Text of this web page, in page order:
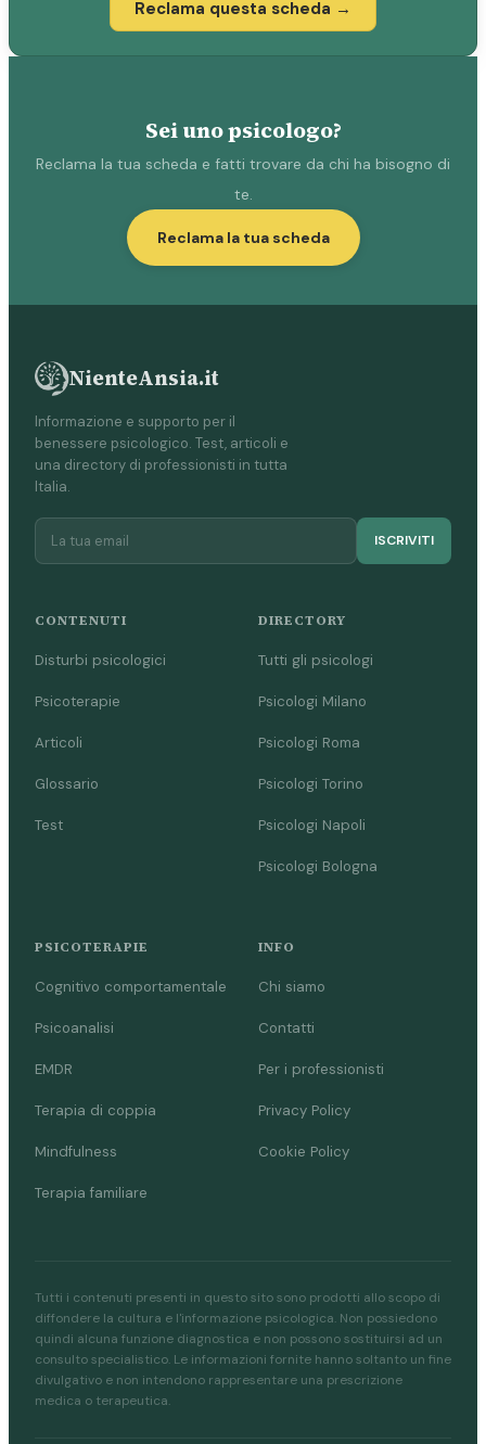
Reclama questa scheda →
Sei uno psicologo?
Reclama la tua scheda e fatti trovare da chi ha bisogno di
te.
Reclama la tua scheda
NienteAnsia.it
Informazione e supporto per il
benessere psicologico. Test, articoli e
una directory di professionisti in tutta
Italia.
ISCRIVITI
CONTENUTI
Disturbi psicologici
Psicoterapie
Articoli
Glossario
Test
DIRECTORY
Tutti gli psicologi
Psicologi Milano
Psicologi Roma
Psicologi Torino
Psicologi Napoli
Psicologi Bologna
PSICOTERAPIE
Cognitivo comportamentale
Psicoanalisi
EMDR
Terapia di coppia
Mindfulness
Terapia familiare
INFO
Chi siamo
Contatti
Per i professionisti
Privacy Policy
Cookie Policy
Tutti i contenuti presenti in questo sito sono prodotti allo scopo di
diffondere la cultura e l'informazione psicologica. Non possiedono
quindi alcuna funzione diagnostica e non possono sostituirsi ad un
consulto specialistico. Le informazioni fornite hanno soltanto un fine
divulgativo e non intendono rappresentare una prescrizione
medica o terapeutica.